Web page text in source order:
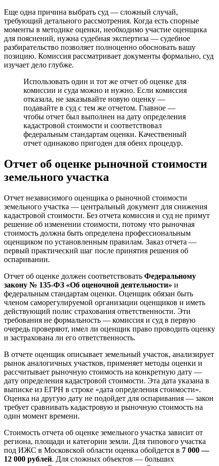
Еще одна причина выбрать суд — сложный случай,
требующий детального рассмотрения. Когда есть спорные
моменты в методике оценки, необходимо участие оценщика
для пояснений, нужна судебная экспертиза — судебное
разбирательство позволяет полноценно обосновать вашу
позицию. Комиссия рассматривает документы формально, суд
изучает дело глубже.
Использовать один и тот же отчет об оценке для
комиссии и суда можно и нужно. Если комиссия
отказала, не заказывайте новую оценку —
подавайте в суд с тем же отчетом. Главное —
чтобы отчет был выполнен на дату определения
кадастровой стоимости и соответствовал
федеральным стандартам оценки. Качественный
отчет одинаково пригоден для обеих процедур.
Отчет об оценке рыночной стоимости
земельного участка
Отчет независимого оценщика о рыночной стоимости
земельного участка — центральный документ для снижения
кадастровой стоимости. Без отчета комиссия и суд не примут
решение об изменении стоимости, потому что рыночная
стоимость должна быть определена профессиональным
оценщиком по установленным правилам. Заказ отчета —
первый практический шаг после принятия решения об
оспаривании.
Отчет об оценке должен соответствовать Федеральному
закону № 135-ФЗ «Об оценочной деятельности» и
федеральным стандартам оценки. Оценщик обязан быть
членом саморегулируемой организации оценщиков и иметь
действующий полис страхования ответственности. Эти
требования не формальность — комиссия и суд в первую
очередь проверяют, имел ли оценщик право проводить оценку
и застрахована ли его ответственность.
В отчете оценщик описывает земельный участок, анализирует
рынок аналогичных участков, применяет методы оценки и
рассчитывает рыночную стоимость на конкретную дату —
дату определения кадастровой стоимости. Эта дата указана в
выписке из ЕГРН в строке «дата определения стоимости».
Оценка на другую дату не подойдет для оспаривания — закон
требует сравнивать кадастровую и рыночную стоимость на
один момент времени.
Стоимость отчета об оценке земельного участка зависит от
региона, площади и категории земли. Для типового участка
под ИЖС в Московской области оценка обойдется в 7 000 —
12 000 рублей. Для сложных объектов — больших